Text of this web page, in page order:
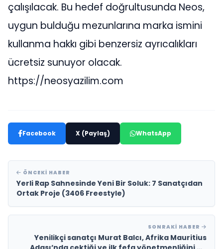
çalışılacak. Bu hedef doğrultusunda Neos,
uygun bulduğu mezunlarına marka ismini
kullanma hakkı gibi benzersiz ayrıcalıkları
ücretsiz sunuyor olacak.
https://neosyazilim.com
Facebook X (Paylaş) WhatsApp
ÖNCEKI HABER
Yerli Rap Sahnesinde Yeni Bir Soluk: 7 Sanatçıdan
Ortak Proje (3406 Freestyle)
SONRAKI HABER
Yenilikçi sanatçı Murat Balcı, Afrika Mauritius